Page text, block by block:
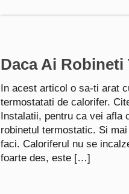
Daca Ai Robineti
In acest articol o sa-ti arat
termostatati de calorifer.
Instalatii, pentru ca vei afla
robinetul termostatic. Si
faci. Caloriferul nu se
foarte des, este […]